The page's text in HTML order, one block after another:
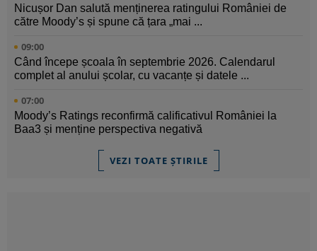
Nicușor Dan salută menținerea ratingului României de
către Moody’s și spune că țara „mai ...
09:00
Când începe școala în septembrie 2026. Calendarul
complet al anului școlar, cu vacanțe și datele ...
07:00
Moody’s Ratings reconfirmă calificativul României la
Baa3 și menține perspectiva negativă
VEZI TOATE ȘTIRILE